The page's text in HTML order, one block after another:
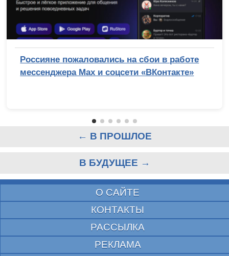
Россияне пожаловались на сбои в работе
мессенджера Max и соцсети «ВКонтакте»
← В ПРОШЛОЕ
В БУДУЩЕЕ →
О САЙТЕ
КОНТАКТЫ
РАССЫЛКА
РЕКЛАМА